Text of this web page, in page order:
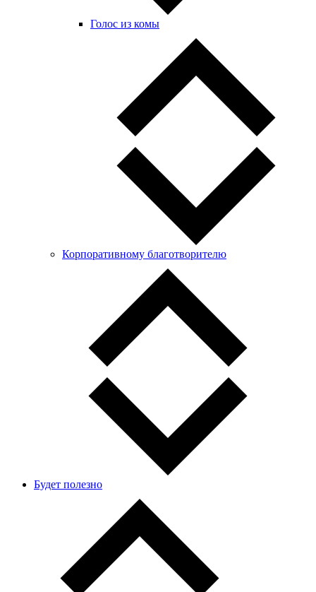
Голос из комы
Корпоративному благотворителю
Будет полезно